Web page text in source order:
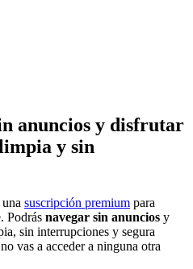
anuncios y disfrutar
y sin
suscripción premium para
Podrás navegar sin anuncios y
sin interrupciones y segura
no vas a acceder a ninguna otra